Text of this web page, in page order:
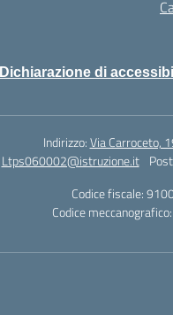
Dichiarazione di
Indirizzo:Via Carroceto,
Ltps060002@istruzione.it
Codice fiscale:
Codice meccanografico: